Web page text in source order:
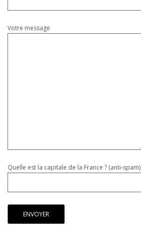
Votre message
Quelle est la capitale de la France ? (anti-spam)